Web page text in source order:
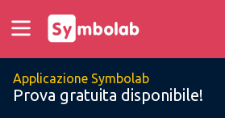
Applicazione Symbolab
Prova gratuita disponibile!